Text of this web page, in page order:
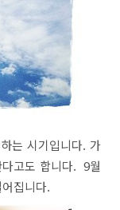
는 시기입니다. 가
고도 합니다. 9월
집니다.